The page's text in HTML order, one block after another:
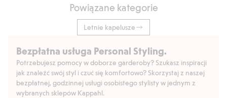
Powiązane kategorie
Letnie kapelusze
Bezpłatna usługa Personal Styling.
Potrzebujesz pomocy w doborze garderoby? Szukasz inspiracji
jak znaleźć swój styl i czuć się komfortowo? Skorzystaj z naszej
bezpłatnej, godzinnej usługi osobistego stylisty w jednym z
wybranych sklepów Kappahl.